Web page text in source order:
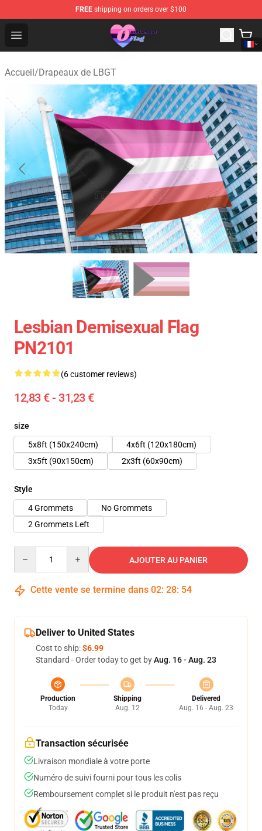
FREE shipping on orders over $100
Open menu
Omnisexual Flag Store - The Best Store of Omnisexual
Accueil/Drapeaux de LBGT
Lesbian Demisexual Flag
PN2101
(6 customer reviews)
12,83 € - 31,23 €
size
5x8ft (150x240cm)
4x6ft (120x180cm)
3x5ft (90x150cm)
2x3ft (60x90cm)
Style
4 Grommets
No Grommets
2 Grommets Left
AJOUTER AU PANIER
Cette vente se termine dans 02: 28: 53
Deliver to United States
Cost to ship:$6.99
Standard - Order today to get byAug. 16 - Aug. 23
Production
Today
Shipping
Aug. 12
Delivered
Aug. 16 - Aug. 23
Transaction sécurisée
Livraison mondiale à votre porte
Numéro de suivi fourni pour tous les colis
Remboursement complet si le produit n'est pas reçu